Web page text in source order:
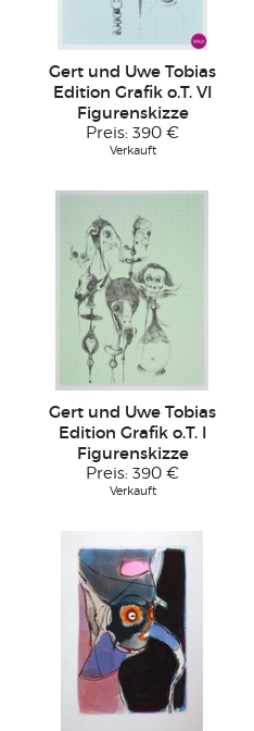
Gert und Uwe Tobias
Edition Grafik o.T. VI
Figurenskizze
Preis: 390 €
Verkauft
Gert und Uwe Tobias
Edition Grafik o.T. I
Figurenskizze
Preis: 390 €
Verkauft